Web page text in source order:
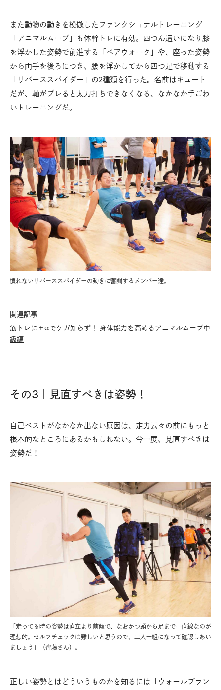
また動物の動きを模倣したファンクショナルトレーニング
「アニマルムーブ」も体幹トレに有効。四つん這いになり膝
を浮かした姿勢で前進する「ベアウォーク」や、座った姿勢
から両手を後ろにつき、腰を浮かしてから四つ足で移動する
「リバーススパイダー」の2種類を行った。名前はキュート
だが、軸がブレると太刀打ちできなくなる、なかなか手ごわ
いトレーニングだ。
慣れないリバーススパイダーの動きに奮闘するメンバー達。
関連記事
筋トレに＋αでケガ知らず！ 身体能力を高めるアニマルムーブ中
級編
その3｜見直すべきは姿勢！
自己ベストがなかなか出ない原因は、走力云々の前にもっと
根本的なところにあるかもしれない。今一度、見直すべきは
姿勢だ！
「走ってる時の姿勢は直立より前傾で、なおかつ頭から足まで一直線なのが
理想的。セルフチェックは難しいと思うので、二人一組になって確認しあい
ましょう」（齊藤さん）。
正しい姿勢とはどういうものかを知るには「ウォールプラン